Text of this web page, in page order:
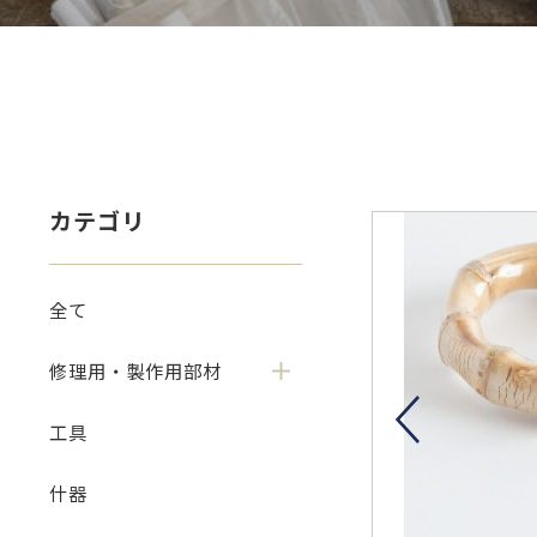
カテゴリ
全て
修理用・製作用部材
工具
什器